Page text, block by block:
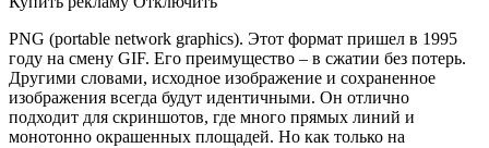
PNG (portable network graphics). Этот формат пришел в 1995
году на смену GIF. Его преимущество – в сжатии без потерь.
Другими словами, исходное изображение и сохраненное
изображения всегда будут идентичными. Он отлично
подходит для скриншотов, где много прямых линий и
монотонно окрашенных площадей. Но как только на